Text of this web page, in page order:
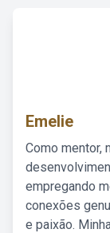
Emelie
Como mentor,
empregando
conexões
e paixão.